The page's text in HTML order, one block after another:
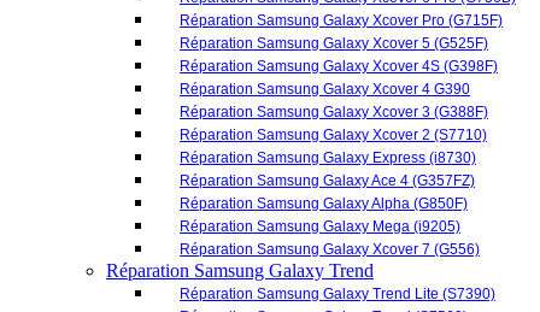
Réparation Samsung Galaxy Alpha (G850F)
Réparation Samsung Galaxy Mega (i9205)
Réparation Samsung Galaxy Xcover 7 (G556)
Réparation Samsung Galaxy Trend
Réparation Samsung Galaxy Trend Lite (S7390)
Réparation Samsung Galaxy Trend (S7560)
Réparation Samsung Galaxy Core
Réparation Samsung Galaxy Core Prime (G360F)
Réparation Samsung Galaxy Core Plus (G350)
Réparation Samsung Galaxy Core 4G (G386F)
Réparation Samsung Galaxy Core (i8260/i8262)
Réparation Xiaomi
Réparation Série Xiaomi Mi
Réparation Xiaomi Mi 11X Pro